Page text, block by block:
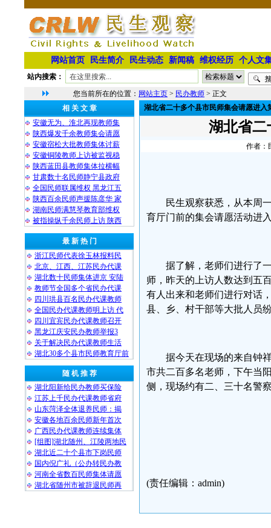
网站首页 民生简介 民生动态 新闻稿 维权经历 个人文
站内搜索：
您当前所在的位置： 网站主页 > 民办教师 > 正文
相 关 文 章
安徽无为、淮北再现教师集
陕西爆发千余教师集会请愿
安徽宿松大批教师集体讨薪
安徽铜陵教师上访被监视稳
陕西蓝田县教师集体拉横幅
甘肃数十名民师静宁县政府
全国民师联属维权 黑龙江五
陕西百余民师声援陈彦华 家
湖南民师满慧琴教育部维权
被指操纵千余民师上访 陕西
最 新 热 门
浙江民师代表徐玉林报料民
北京、江西、江苏民办代课
湖北数十民师集体进京 安陆
教师节全国多个省民办代课
四川珙县百名民办代课教师
全国民办代课教师明上访 代
四川宜宾民办代课教师召开
黑龙江庆安民办教师举报3
关于解决民办代课教师生活
湖北30多个县市民师教育厅前
随 机 推 荐
湖北阳新给民办教师买保险
江苏上千民办代课教师省府
山东菏泽全体退养民师：揭
安徽各地百余民师新年首次
广西民办代课教师连续集体
[组图]湖北随州、江陵两地民
湖北近二十个县市下岗民师
国内倪广礼（公办转民办教
河南全省数百民师集体请愿
湖北省随州市被辞退民师再
湖北省二十多个县市民师集会请愿进入
湖北省二
作者：
民生观察获悉，从本周
育厅门前的集会请愿活动进
据了解，老师们进行了
师，昨天的上访人数达到五
有人出来和老师们进行对话
县、乡、村干部等大批人员
据今天在现场的来自钟
市共二百多名老师，下午当
侧，现场约有二、三十名警
(责任编辑：admin)